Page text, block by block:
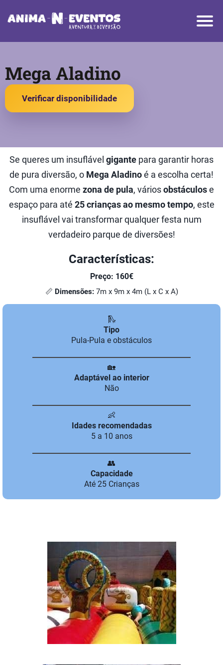
Mega Aladino
Verificar disponibilidade
Se queres um insuflável gigante para garantir horas
de pura diversão, o Mega Aladinoé a escolha certa!
Com uma enorme zona de pula, váriosobstáculose
espaço para até 25 crianças ao mesmo tempo, este
insuflável vai transformar qualquer festa num
verdadeiro parque de diversões!
Características:
Preço: 160€
📏 Dimensões:7m x 9m x 4m (L x C x A)
🛝
Tipo
Pula-Pula e obstáculos
🏡
Adaptável ao interior
Não
👶
Idades recomendadas
5 a 10 anos
👥
Capacidade
Até 25 Crianças